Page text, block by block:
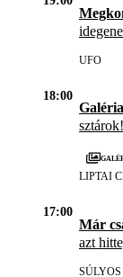
UFO
18:00
sztárok!
LIPTAI
17:00
Már
azt